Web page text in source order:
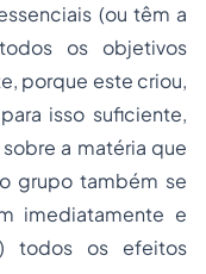
(ou têm a
os objetivos
porque este criou,
isso suficiente,
a matéria que
grupo também se
imediatamente e
todos os efeitos